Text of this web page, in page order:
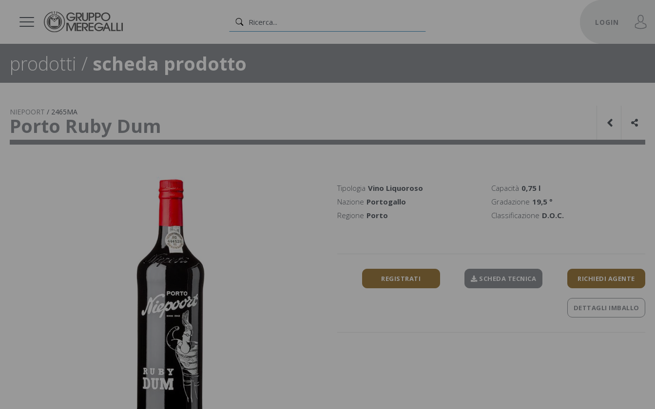
LOGIN
prodotti / scheda prodotto
NIEPOORT / 2465MA
Porto Ruby Dum
Tipologia Vino Liquoroso Capacità 0,75 l
Nazione Portogallo Gradazione 19,5 °
Regione Porto Classificazione D.O.C.
REGISTRATI SCHEDA TECNICA RICHIEDI AGENTE
DETTAGLI IMBALLO